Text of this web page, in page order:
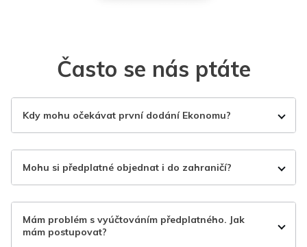
Často se nás ptáte
Kdy mohu očekávat první dodání Ekonomu?
Mohu si předplatné objednat i do zahraničí?
Mám problém s vyúčtováním předplatného. Jak
mám postupovat?